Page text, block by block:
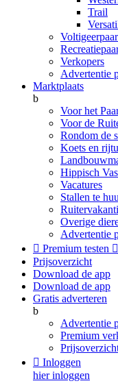
Trail
Verkopers
Advertentie
Marktplaats
b
Voor het
Voor de
Rondom de
Koets en
Hippisch
Vacatures
Stallen te
Overige
Advertentie
 Premium testen 
Prijsoverzicht
Download de app
Download de app
Gratis adverteren
b
Advertentie
Premium
 Inloggen
hier inloggen